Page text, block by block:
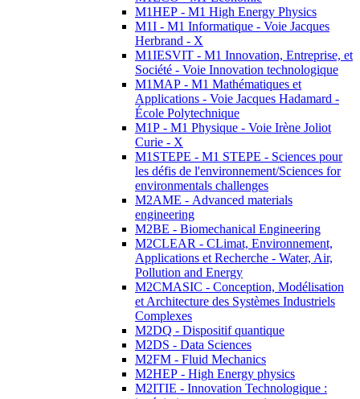
M1HEP - M1 High Energy Physics
M1I - M1 Informatique - Voie Jacques
Herbrand - X
M1IESVIT - M1 Innovation, Entreprise, et
Société - Voie Innovation technologique
M1MAP - M1 Mathématiques et
Applications - Voie Jacques Hadamard -
École Polytechnique
M1P - M1 Physique - Voie Irène Joliot
Curie - X
M1STEPE - M1 STEPE - Sciences pour
les défis de l'environnement/Sciences for
environmentals challenges
M2AME - Advanced materials
engineering
M2BE - Biomechanical Engineering
M2CLEAR - CLimat, Environnement,
Applications et Recherche - Water, Air,
Pollution and Energy
M2CMASIC - Conception, Modélisation
et Architecture des Systèmes Industriels
Complexes
M2DQ - Dispositif quantique
M2DS - Data Sciences
M2FM - Fluid Mechanics
M2HEP - High Energy physics
M2ITIE - Innovation Technologique :